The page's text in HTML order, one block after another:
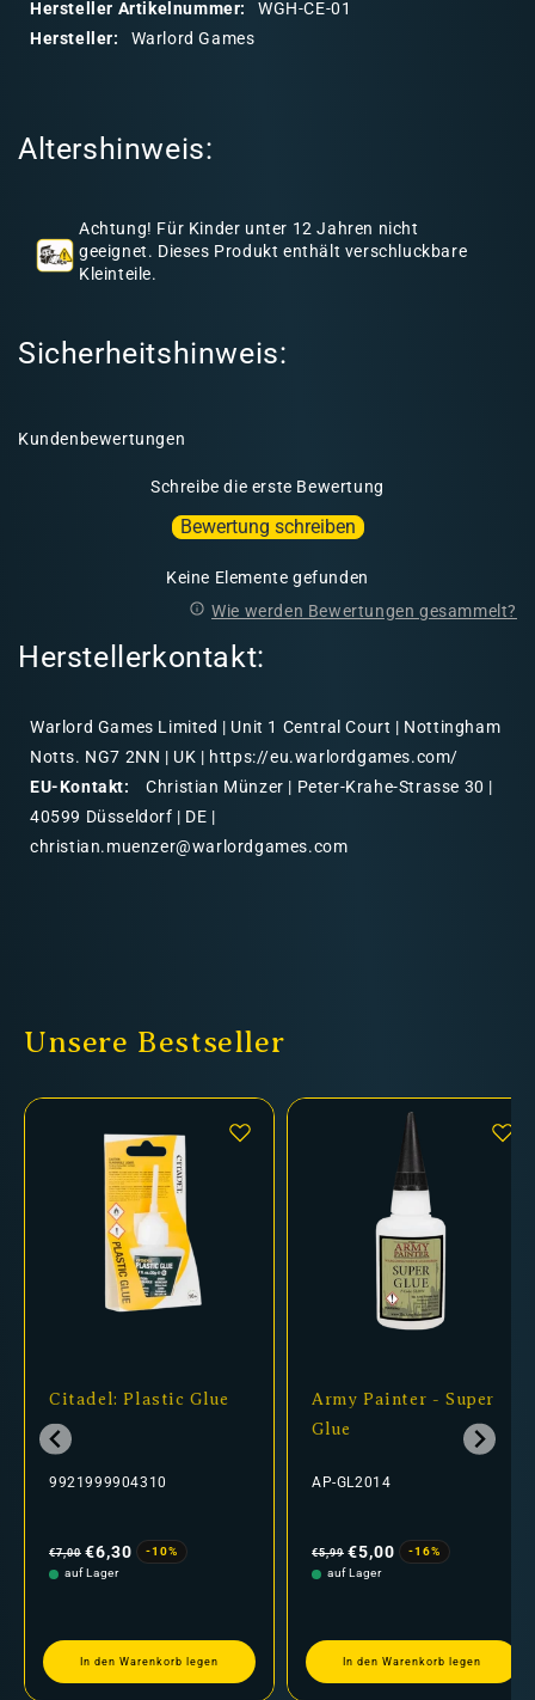
n
Hersteller Artikelnummer:
WGH-CE-01
Hersteller:
Warlord Games
Altershinweis:
Achtung! Für Kinder unter 12 Jahren nicht
geeignet. Dieses Produkt enthält verschluckbare
Kleinteile.
Sicherheitshinweis:
Kundenbewertungen
Schreibe die erste Bewertung
Bewertung schreiben
Keine Elemente gefunden
Wie werden Bewertungen gesammelt?
Herstellerkontakt:
Warlord Games Limited | Unit 1 Central Court | Nottingham
Notts. NG7 2NN | UK | https://eu.warlordgames.com/
EU-Kontakt:
Christian Münzer | Peter-Krahe-Strasse 30 |
40599 Düsseldorf | DE |
christian.muenzer@warlordgames.com
Unsere Bestseller
Citadel: Plastic Glue
9921999904310
Preis
€7,00 €6,30
-10%
auf Lager
In den Warenkorb legen
Army Painter - Super
Glue
AP-GL2014
Preis
€5,99 €5,00
-16%
auf Lager
In den Warenkorb legen